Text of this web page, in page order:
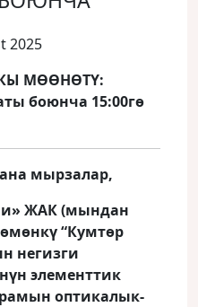
2025
МӨӨНӨТҮ:
боюнча 15:00гө
мырзалар,
ЖАК (мындан
“Кумтөр
негизги
элементтик
оптикалык-